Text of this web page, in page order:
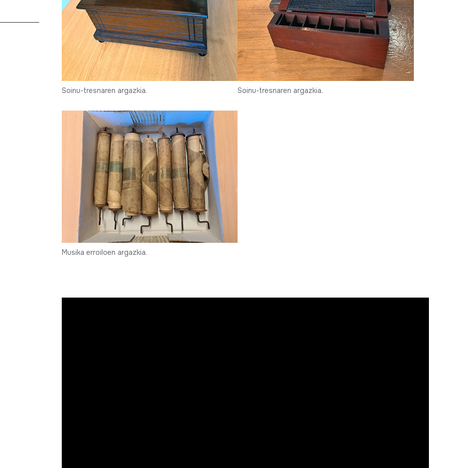
Soinu-tresnaren argazkia. Soinu-tresnaren argazkia.
Musika erroiloen argazkia.